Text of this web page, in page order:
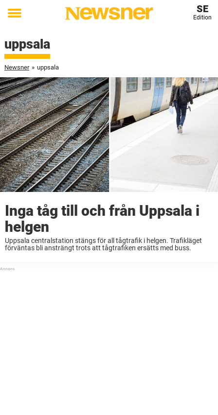
Toggle
SE
Edition
uppsala
Newsner » uppsala
Inga tåg till och från Uppsala i
helgen
Uppsala centralstation stängs för all tågtrafik i helgen. Trafikläget
förväntas bli ansträngt trots att tågtrafiken ersätts med buss.